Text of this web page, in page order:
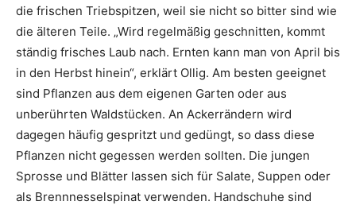
die frischen Triebspitzen, weil sie nicht so bitter sind wie
die älteren Teile. „Wird regelmäßig geschnitten, kommt
ständig frisches Laub nach. Ernten kann man von April bis
in den Herbst hinein“, erklärt Ollig. Am besten geeignet
sind Pflanzen aus dem eigenen Garten oder aus
unberührten Waldstücken. An Ackerrändern wird
dagegen häufig gespritzt und gedüngt, so dass diese
Pflanzen nicht gegessen werden sollten. Die jungen
Sprosse und Blätter lassen sich für Salate, Suppen oder
als Brennnesselspinat verwenden. Handschuhe sind